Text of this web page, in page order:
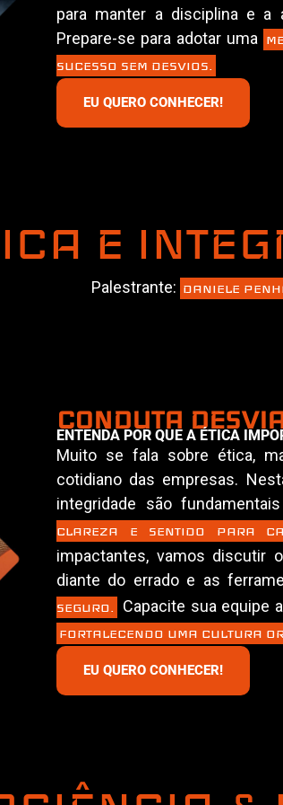
para manter a disciplina e a
Prepare-se para adotar uma
SUCESSO SEM DESVIOS.
EU QUERO CONHECER!
E
Palestrante: DANIELE
CONDUTA
ENTENDA POR QUE A ÉTICA
Muito se fala sobre ética,
cotidiano das empresas.
integridade são
CLAREZA E SENTIDO PARA
impactantes, vamos discutir
diante do errado e as
SEGURO.
Capacite sua equipe
FORTALECENDO UMA CULTURA
EU QUERO CONHECER!